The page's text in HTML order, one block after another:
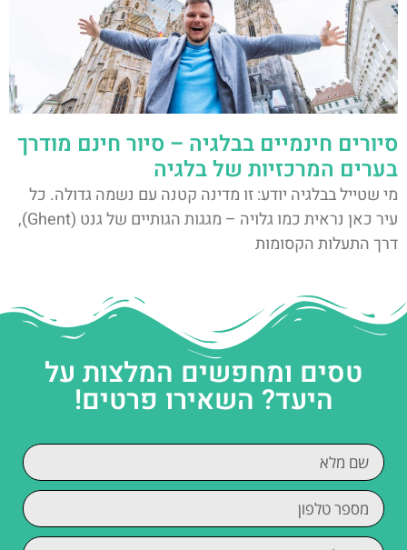
סיורים חינמיים בבלגיה – סיור חינם מודרך
בערים המרכזיות של בלגיה
מי שטייל בבלגיה יודע: זו מדינה קטנה עם נשמה גדולה. כל
עיר כאן נראית כמו גלויה – מגגות הגותיים של גנט (Ghent),
דרך התעלות הקסומות
טסים ומחפשים המלצות על
היעד? השאירו פרטים!